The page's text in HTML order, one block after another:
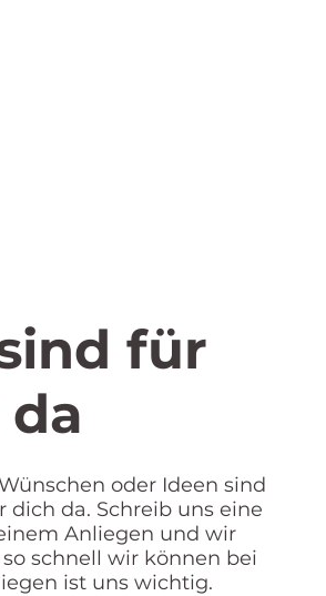
für
oder Ideen sind
dich da. Schreib uns eine
Anliegen und wir
schnell wir können bei
ist uns wichtig.